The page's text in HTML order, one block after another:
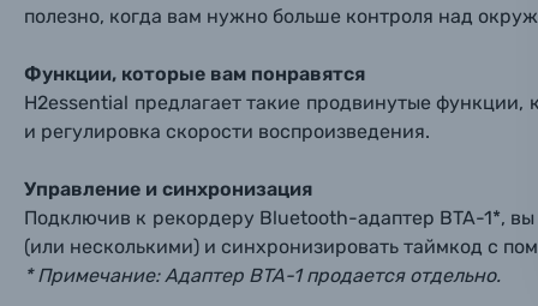
Электроника
Материалы
Фоторамки
Фотоальбомы
полезно, когда вам нужно больше контроля над
Функции, которые вам понравятся
H2essential предлагает такие продвинутые функции,
и регулировка скорости воспроизведения.
Управление и синхронизация
Подключив к рекордеру Bluetooth-адаптер BTA-1*,
(или несколькими) и синхронизировать таймкод с
* Примечание: Адаптер BTA-1 продается отдельно.